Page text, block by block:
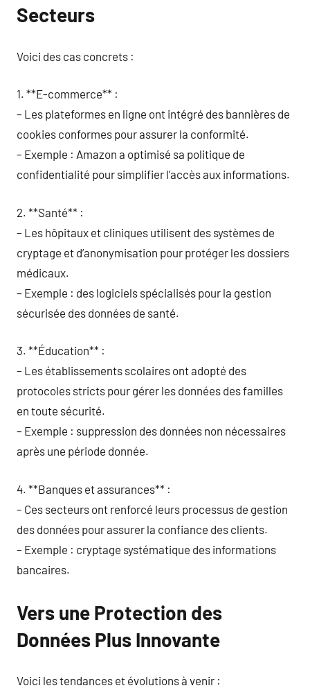
Secteurs
Voici des cas concrets :
1. **E-commerce** :
– Les plateformes en ligne ont intégré des bannières de
cookies conformes pour assurer la conformité.
– Exemple : Amazon a optimisé sa politique de
confidentialité pour simplifier l’accès aux informations.
2. **Santé** :
– Les hôpitaux et cliniques utilisent des systèmes de
cryptage et d’anonymisation pour protéger les dossiers
médicaux.
– Exemple : des logiciels spécialisés pour la gestion
sécurisée des données de santé.
3. **Éducation** :
– Les établissements scolaires ont adopté des
protocoles stricts pour gérer les données des familles
en toute sécurité.
– Exemple : suppression des données non nécessaires
après une période donnée.
4. **Banques et assurances** :
– Ces secteurs ont renforcé leurs processus de gestion
des données pour assurer la confiance des clients.
– Exemple : cryptage systématique des informations
bancaires.
Vers une Protection des
Données Plus Innovante
Voici les tendances et évolutions à venir :